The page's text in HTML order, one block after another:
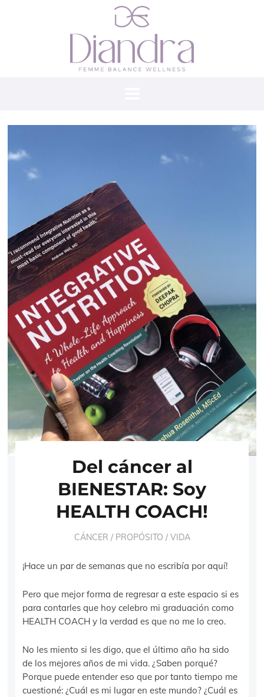
Del cáncer al
BIENESTAR: Soy
HEALTH COACH!
CÁNCER / PROPÓSITO / VIDA
¡Hace un par de semanas que no escribía por aquí!
Pero que mejor forma de regresar a este espacio si es
para contarles que hoy celebro mi graduación como
HEALTH COACH y la verdad es que no me lo creo.
No les miento si les digo, que el último año ha sido
de los mejores años de mi vida. ¿Saben porqué?
Porque puede entender eso que por tanto tiempo me
cuestioné: ¿Cuál es mi lugar en este mundo? ¿Cuál es